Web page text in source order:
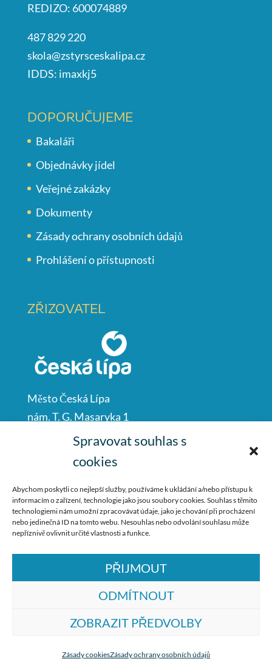
Spravovat souhlas s
cookies
Abychom poskytli co nejlepší služby, používáme k ukládání a/nebo přístupu k
informacím o zařízení, technologie jako jsou soubory cookies. Souhlas s těmito
technologiemi nám umožní zpracovávat údaje, jako je chování při procházení
nebo jedinečná ID na tomto webu. Nesouhlas nebo odvolání souhlasu může
nepříznivě ovlivnit určité vlastnosti a funkce.
PŘIJMOUT
ODMÍTNOUT
ZOBRAZIT PŘEDVOLBY
Zásady cookiesZásady ochrany osobních údajů
REDIZO: 600074889
487 829 220
skola@zstyrsceskalipa.cz
IDDS: imaxkj5
DOPORUČUJEME
Bakaláři
Objednávky jídel
Veřejné zakázky
Dokumenty
Zásady ochrany osobních údajů
Prohlášení o přístupnosti
ZŘIZOVATEL
Město Česká Lípa
nám. T. G. Masaryka 1
Česká Lípa
487 881 111
podatelna@mucl.cz
společnostTrollComputers s.r.o.